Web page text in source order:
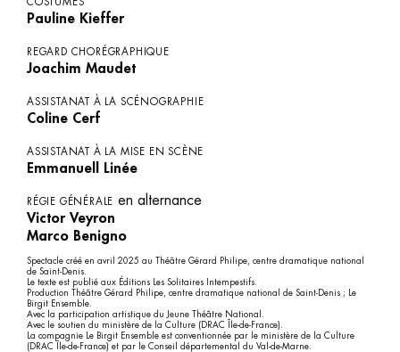
COSTUMES
Pauline Kieffer
REGARD CHORÉGRAPHIQUE
Joachim Maudet
ASSISTANAT À LA SCÉNOGRAPHIE
Coline Cerf
ASSISTANAT À LA MISE EN SCÈNE
Emmanuell Linée
RÉGIE GÉNÉRALE en alternance
Victor Veyron
Marco Benigno
Spectacle créé en avril 2025 au Théâtre Gérard Philipe, centre dramatique national
de Saint-Denis.
Le texte est publié aux Éditions Les Solitaires Intempestifs.
Production Théâtre Gérard Philipe, centre dramatique national de Saint-Denis ; Le
Birgit Ensemble.
Avec la participation artistique du Jeune Théâtre National.
Avec le soutien du ministère de la Culture (DRAC Île-de-France).
La compagnie Le Birgit Ensemble est conventionnée par le ministère de la Culture
(DRAC Île-de-France) et par le Conseil départemental du Val-de-Marne.